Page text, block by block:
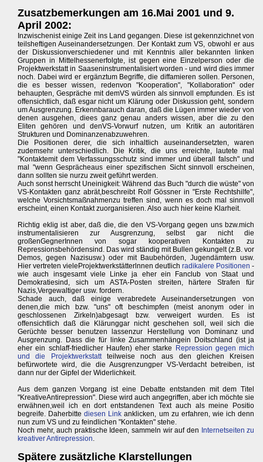
Zusatzbemerkungen am 16.Mai 2001 und 9.
April 2002:
Inzwischenist einige Zeit ins Land gegangen. Diese ist gekennzichnet von
teilsheftigen Auseinandersetzungen. Der Kontakt zum VS, obwohl er aus
der Diskussionverschiedener und mit Kenntnis aller bekannten linken
Gruppen in Mittelhessenerfolgte, ist gegen eine Einzelperson oder die
Projektwerkstatt in Saaseninstrumentalisiert worden - und wird dies immer
noch. Dabei wird er ergänztum Begriffe, die diffamieren sollen. Personen,
die es besser wissen, redenvon "Kooperation", "Kollaboration" oder
behaupten, Gespräche mit demVS würden als sinnvoll empfunden. Es ist
offensichtlich, daß esgar nicht um Klärung oder Diskussion geht, sondern
um Ausgrenzung. Erkennbarauch daran, daß die Lügen immer wieder von
denen ausgehen, diees ganz genau anders wissen, aber die zu den
Eliten gehören und denVS-Vorwurf nutzen, um Kritik an autoritären
Strukturen und Dominanzenabzuwehren.
Die Positionen derer, die sich inhaltlich auseinandersetzten, waren
zudemsehr unterschiedlich. Die Kritik, die uns erreichte, lautete mal
"Kontaktemit dem Verfassungsschutz sind immer und überall falsch" und
mal "wenn Gesprächeaus einer spezifischen Sicht sinnvoll erscheinen,
dann sollten sie nurzu zweit geführt werden.
Auch sonst herrscht Uneinigkeit: Während das Buch "durch die wüste" von
VS-Kontakten ganz abrät,beschreibt Rolf Gössner in "Erste Rechtshilfe",
welche Vorsichtsmaßnahmenzu treffen sind, wenn es doch mal sinnvoll
erscheint, einen Kontakt zuorganisieren. Also auch hier keine Klarheit.
Richtig eklig ist aber, daß die, die den VS-Vorgang gegen uns bzw.mich
instrumentalisieren zur Ausgrenzung, selbst gar nicht die
großenGegnerInnen von sogar kooperativen Kontakten zu
Repressionsbehördensind. Das wird ständig mit Bullen gekungelt (z.B. vor
Demos, gegen Nazisusw.) oder mit Baubehörden, Jugendämtern usw.
Hier vertreten vieleProjektwerkstätterlnnen deutlichradikalere Positionen -
wie auch insgesamt viele Linke ja eher ein Fanclub von Staat und
Demokratiesind, sich um ASTA-Posten streiten, härtere Strafen für
Nazis,Vergewaltiger usw. fordern.
Schade auch, daß einige verabredete Auseinandersetzungen von
denen,die mich bzw. "uns" oft beschimpfen (meist anonym oder in
geschlossenen Zirkeln)abgesagt bzw. verweigert wurden. Es ist
offensichtlich daß die Klärunggar nicht geschehen soll, weil sich die
Gerüchte besser benutzen lassenzur Herstellung von Dominanz und
Ausgrenzung. Dass die für linke Zusammenhängein Doitschland (ist ja
eher ein schlaff-friedlicher Haufen) eher starke
Repression gegen mich
und die Projektwerkstattteilweise noch aus den gleichen Kreisen
befürwortete wird, die die Ausgrenzungper VS-Verdacht betreiben, ist
dann nur der Gipfel der Widerlichkeit.
Aus dem ganzen Vorgang ist eine Debatte entstanden mit dem Titel
"KreativeAntirepression". Diese wird auch angegriffen, aber ich möchte sie
erwähnen,weil ich en dort entstandenen Text auch als meine Positio
begreife. Daherbittediesen Link anklicken, um zu erfahren, wie ich denn
nun zum VS und zu feindlichen "Kontakten" stehe.
Noch mehr, auch praktische Ideen, sammeln wir auf den Internetseiten zu
kreativer Antirepression.
Spätere zusätzliche Klarstellungen